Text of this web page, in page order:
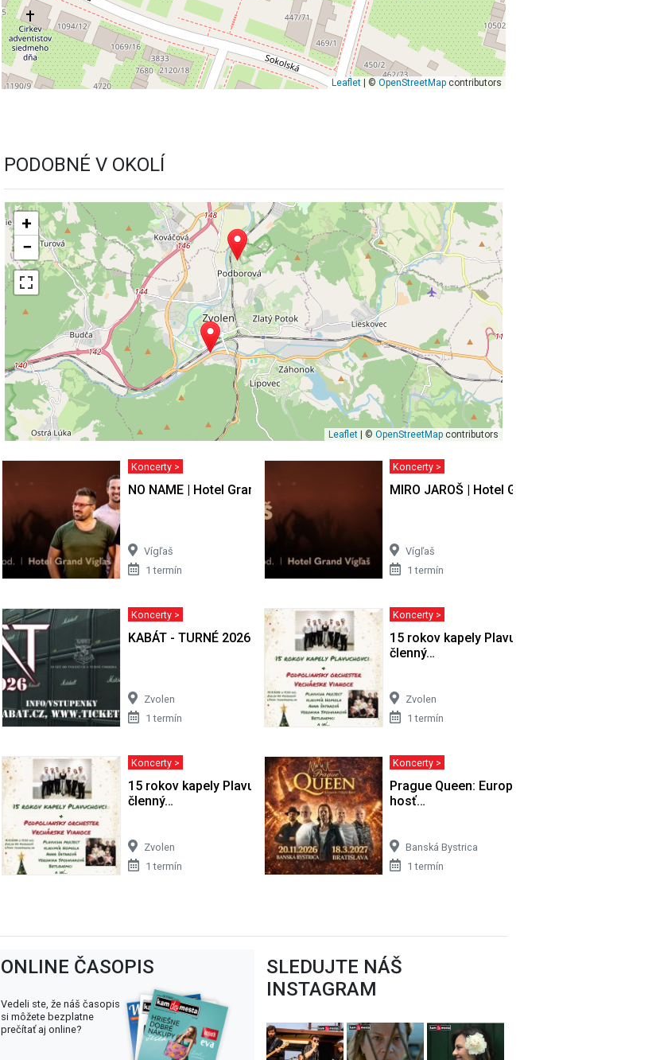
Leaflet| © OpenStreetMapcontributors
PODOBNÉ V OKOLÍ
+
−
Leaflet | ©OpenStreetMap contributors
Koncerty >
NO NAME | Hotel Grand Vígľa
Vígľaš
1 termín
Koncerty >
MIRO JAROŠ | Hotel Grand Vígľaš
Vígľaš
1 termín
Koncerty >
KABÁT - TURNÉ 2026 | Zvolen
Zvolen
1 termín
Koncerty >
15 rokov kapely Plavuchovci & 50
členný…
Zvolen
1 termín
Koncerty >
15 rokov kapely Plavuchovci & 50
členný…
Zvolen
1 termín
Koncerty >
Prague Queen: European tribute band /
hosť…
Banská Bystrica
1 termín
ONLINE ČASOPIS
Vedeli ste, že náš časopis
si môžete bezplatne
prečítať aj online?
SLEDUJTE NÁŠ
INSTAGRAM